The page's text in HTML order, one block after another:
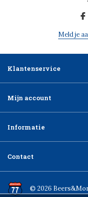
Meld je
Klantenservice
Mijn account
Informatie
Contact
© 2026